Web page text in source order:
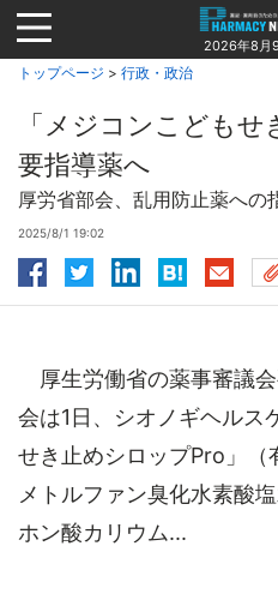
Jump
to
navigation
2026年8月9
トップページ > 行政・政治
「メジコンこどもせ
要指導薬へ
厚労省部会、乱用防止薬への
2025/8/1 19:02
厚生労働省の薬事審議
会は1日、シオノギヘルス
せき止めシロップPro」（
メトルファン臭化水素酸
ホン酸カリウム...